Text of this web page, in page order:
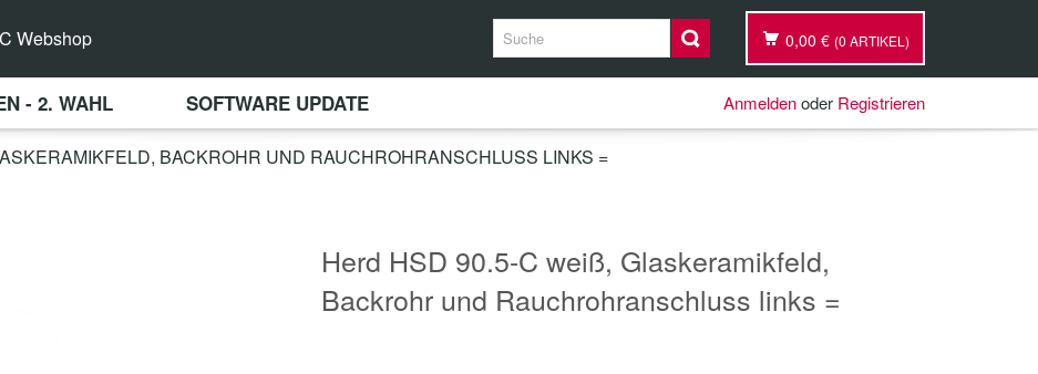
Webshop 0,00 € (0 ARTIKEL)
- 2. WAHL SOFTWARE UPDATE Anmeldenoder Registrieren
BACKROHR UND RAUCHROHRANSCHLUSS LINKS =
Herd HSD 90.5-C weiß, Glaskeramikfeld,
Backrohr und Rauchrohranschluss links =